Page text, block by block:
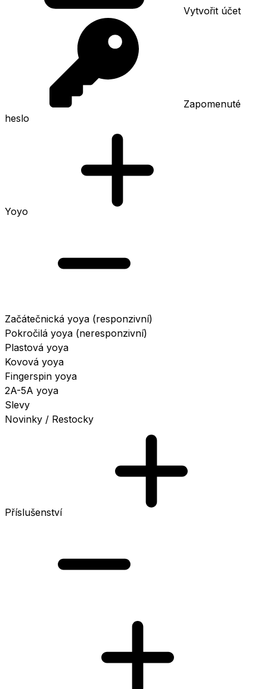
Vytvořit účet
Zapomenuté
heslo
Yoyo
Začátečnická yoya (responzivní)
Pokročilá yoya (neresponzivní)
Plastová yoya
Kovová yoya
Fingerspin yoya
2A-5A yoya
Slevy
Novinky / Restocky
Příslušenství